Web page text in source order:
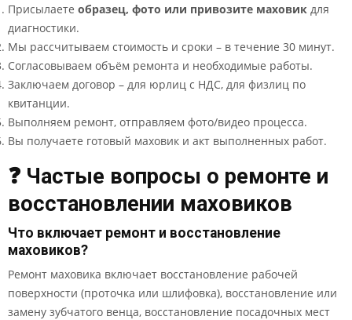
Присылаете образец, фото или привозите маховик для
диагностики.
Мы рассчитываем стоимость и сроки – в течение 30 минут.
Согласовываем объём ремонта и необходимые работы.
Заключаем договор – для юрлиц с НДС, для физлиц по
квитанции.
Выполняем ремонт, отправляем фото/видео процесса.
Вы получаете готовый маховик и акт выполненных работ.
❓ Частые вопросы о ремонте и
восстановлении маховиков
Что включает ремонт и восстановление
маховиков?
Ремонт маховика включает восстановление рабочей
поверхности (проточка или шлифовка), восстановление или
замену зубчатого венца, восстановление посадочных мест